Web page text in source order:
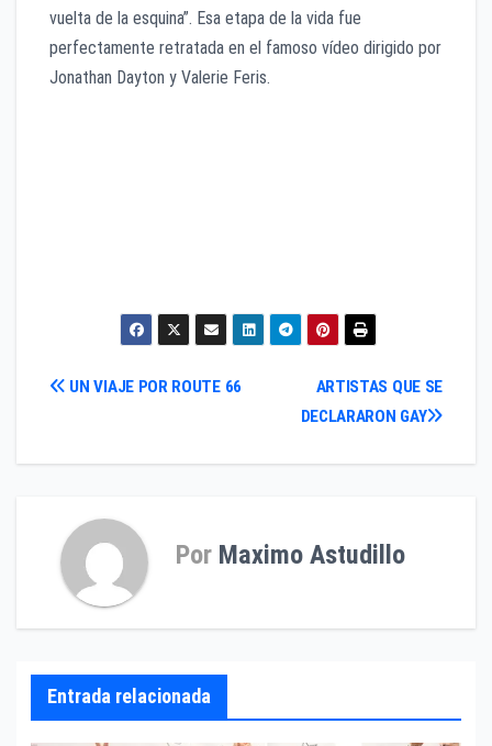
vuelta de la esquina”. Esa etapa de la vida fue
perfectamente retratada en el famoso vídeo dirigido por
Jonathan Dayton y Valerie Feris.
Navegación
ARTISTAS QUE SE
DECLARARON GAY
UN VIAJE POR ROUTE 66
Por Maximo Astudillo
Entrada relacionada